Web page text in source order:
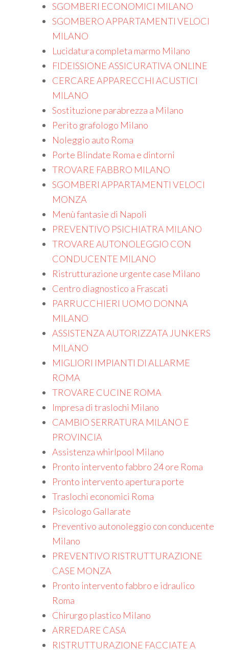
SGOMBERI ECONOMICI MILANO
SGOMBERO APPARTAMENTI VELOCI
MILANO
Lucidatura completa marmo Milano
FIDEISSIONE ASSICURATIVA ONLINE
CERCARE APPARECCHI ACUSTICI
MILANO
Sostituzione parabrezza a Milano
Perito grafologo Milano
Noleggio auto Roma
Porte Blindate Roma e dintorni
TROVARE FABBRO MILANO
SGOMBERI APPARTAMENTI VELOCI
MONZA
Menù fantasie di Napoli
PREVENTIVO PSICHIATRA MILANO
TROVARE AUTONOLEGGIO CON
CONDUCENTE MILANO
Ristrutturazione urgente case Milano
Centro diagnostico a Frascati
PARRUCCHIERI UOMO DONNA
MILANO
ASSISTENZA AUTORIZZATA JUNKERS
MILANO
MIGLIORI IMPIANTI DI ALLARME
ROMA
TROVARE CUCINE ROMA
Impresa di traslochi Milano
CAMBIO SERRATURA MILANO E
PROVINCIA
Assistenza whirlpool Milano
Pronto intervento fabbro 24 ore Roma
Pronto intervento apertura porte
Traslochi economici Roma
Psicologo Gallarate
Preventivo autonoleggio con conducente
Milano
PREVENTIVO RISTRUTTURAZIONE
CASE MONZA
Pronto intervento fabbro e idraulico
Roma
Chirurgo plastico Milano
ARREDARE CASA
RISTRUTTURAZIONE FACCIATE A